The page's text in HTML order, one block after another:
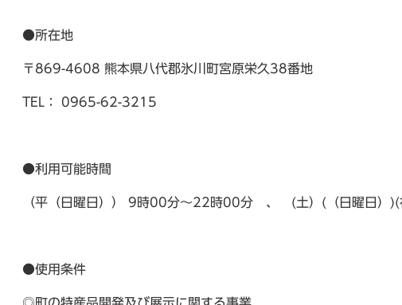
●所在地
〒869-4608 熊本県八代郡氷川町宮原栄久38番地
TEL： 0965-62-3215
●利用可能時間
（平（日曜日）） 9時00分～22時00分 、 (土）(（日曜日）)(
●使用条件
◎町の特産品開発及び展示に関する事業